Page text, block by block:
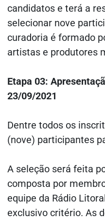
candidatos e terá a
selecionar nove
curadoria é formado
artistas e produtores
Etapa 03:
23/09/2021
Dentre todos os
(nove) participantes
A seleção será feita
composta por
equipe da Rádio
exclusivo critério. As